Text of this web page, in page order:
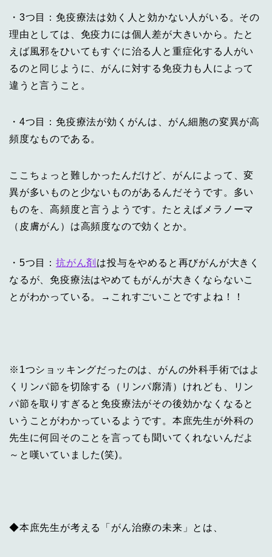
・3つ目：免疫療法は効く人と効かない人がいる。その
理由としては、免疫力には個人差が大きいから。たと
えば風邪をひいてもすぐに治る人と重症化する人がい
るのと同じように、がんに対する免疫力も人によって
違うと言うこと。
・4つ目：免疫療法が効くがんは、がん細胞の変異が高
頻度なものである。
ここちょっと難しかったんだけど、がんによって、変
異が多いものと少ないものがあるんだそうです。多い
ものを、高頻度と言うようです。たとえばメラノーマ
（皮膚がん）は高頻度なので効くとか。
・5つ目： 抗がん剤 は投与をやめると再びがんが大きく
なるが、免疫療法はやめてもがんが大きくならないこ
とがわかっている。→これすごいことですよね！！
※1つショッキングだったのは、がんの外科手術ではよ
くリンパ節を切除する（リンパ廓清）けれども、リン
パ節を取りすぎると免疫療法がその後効かなくなると
いうことがわかっているようです。本庶先生が外科の
先生に何回そのことを言っても聞いてくれないんだよ
～と嘆いていました(笑)。
◆本庶先生が考える「がん治療の未来」とは、